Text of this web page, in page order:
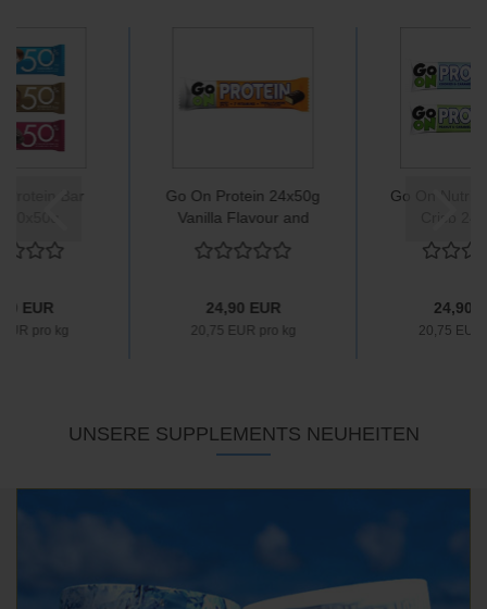
Protein Bar
EUR
pro kg
Go On Protein 24x50g
Vanilla Flavour and
chocolate
24,90 EUR
20,75 EUR pro kg
Go On
24,90
20,75 EUR
UNSERE SUPPLEMENTS NEUHEITEN